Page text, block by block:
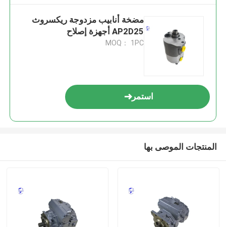
مضخة أنابيب مزدوجة ريكسروث
AP2D25 أجهزة إصلاح
MOQ： 1PC
استمر
المنتجات الموصى بها